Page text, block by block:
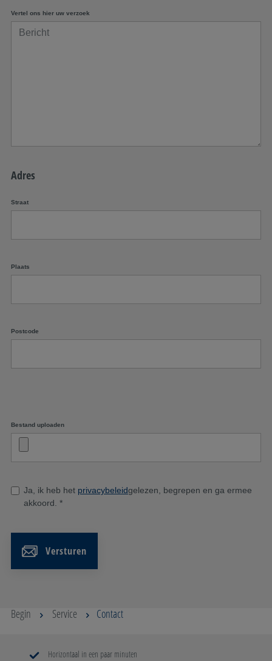
Vertel ons hier uw verzoek
Adres
Straat
Plaats
Postcode
Bestand uploaden
Ja, ik heb het privacybeleidgelezen, begrepen en ga ermee
akkoord. *
Versturen
Begin Service Contact
Horizontaal in een paar minuten